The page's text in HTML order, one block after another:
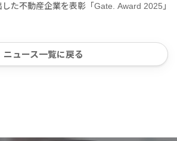
た不動産企業を表彰「Gate. Award 2025」
ニュース一覧に戻る